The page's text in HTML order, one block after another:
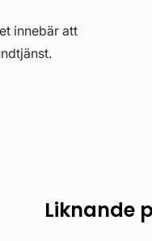
innebär att
Liknande